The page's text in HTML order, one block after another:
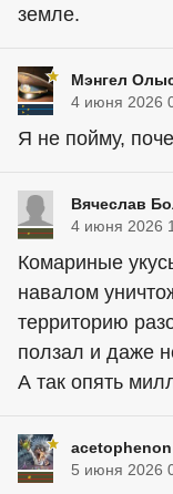
земле.
Мэнгел
4 июня 2026
Я не пойму,
Вячеслав
4 июня 2026
Комариные
навалом
территорию
ползал и даже
А так опять
acetophenon
5 июня 2026